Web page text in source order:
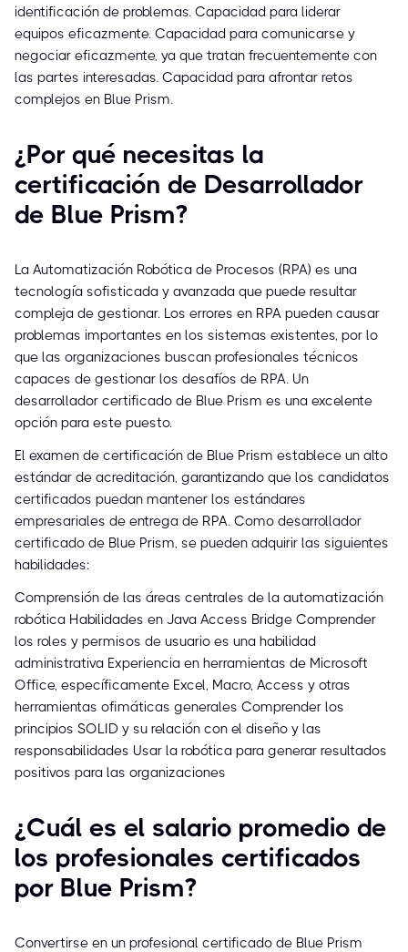
identificación de problemas. Capacidad para liderar
equipos eficazmente. Capacidad para comunicarse y
negociar eficazmente, ya que tratan frecuentemente con
las partes interesadas. Capacidad para afrontar retos
complejos en Blue Prism.
¿Por qué necesitas la
certificación de Desarrollador
de Blue Prism?
La Automatización Robótica de Procesos (RPA) es una
tecnología sofisticada y avanzada que puede resultar
compleja de gestionar. Los errores en RPA pueden causar
problemas importantes en los sistemas existentes, por lo
que las organizaciones buscan profesionales técnicos
capaces de gestionar los desafíos de RPA. Un
desarrollador certificado de Blue Prism es una excelente
opción para este puesto.
El examen de certificación de Blue Prism establece un alto
estándar de acreditación, garantizando que los candidatos
certificados puedan mantener los estándares
empresariales de entrega de RPA. Como desarrollador
certificado de Blue Prism, se pueden adquirir las siguientes
habilidades:
Comprensión de las áreas centrales de la automatización
robótica Habilidades en Java Access Bridge Comprender
los roles y permisos de usuario es una habilidad
administrativa Experiencia en herramientas de Microsoft
Office, específicamente Excel, Macro, Access y otras
herramientas ofimáticas generales Comprender los
principios SOLID y su relación con el diseño y las
responsabilidades Usar la robótica para generar resultados
positivos para las organizaciones
¿Cuál es el salario promedio de
los profesionales certificados
por Blue Prism?
Convertirse en un profesional certificado de Blue Prism